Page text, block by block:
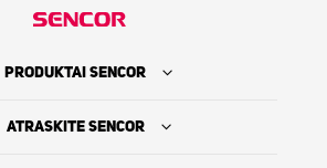
PRODUKTAI SENCOR
ATRASKITE SENCOR